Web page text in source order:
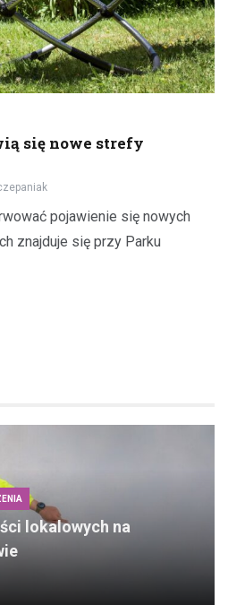
się nowe strefy
pojawienie się nowych
znajduje się przy Parku
lokalowych na